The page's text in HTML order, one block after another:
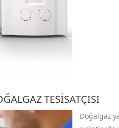
TESISATÇISI
Doğalgaz